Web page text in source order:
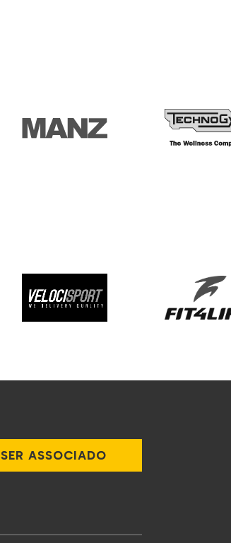
SER ASSOCIADO